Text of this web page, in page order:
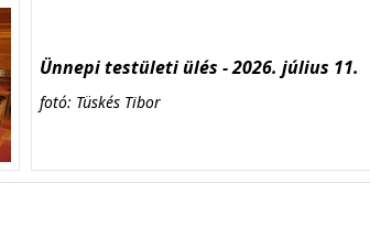
Ünnepi testületi ülés - 2026. július 11.
fotó: Tüskés Tibor